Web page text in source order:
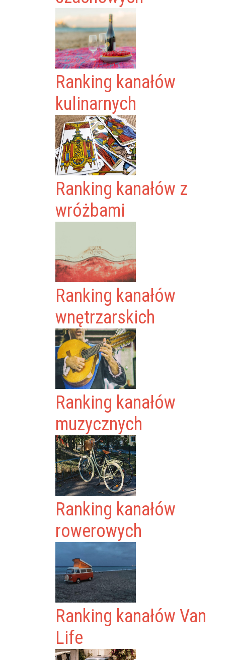
Ranking kanałów
kulinarnych
Ranking kanałów z
wróżbami
Ranking kanałów
wnętrzarskich
Ranking kanałów
muzycznych
Ranking kanałów
rowerowych
Ranking kanałów Van
Life